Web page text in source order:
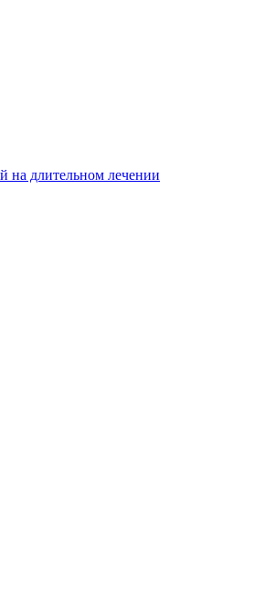
на длительном лечении